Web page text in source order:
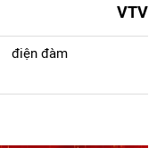
VTV
điện đàm